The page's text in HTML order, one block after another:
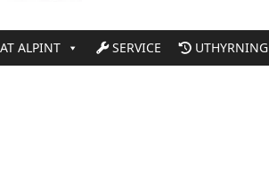
ALPINT SERVICE
UTHYRNING